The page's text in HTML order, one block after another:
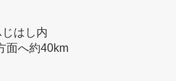
はし内
面へ約40km